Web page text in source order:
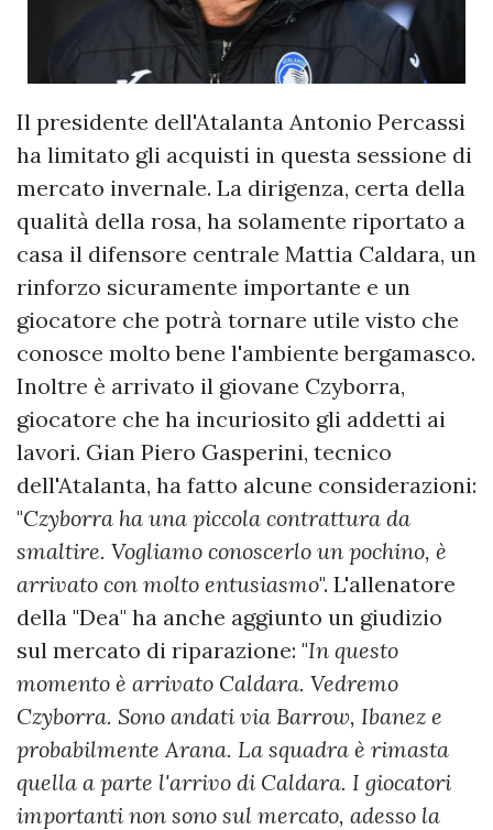
Il presidente dell'Atalanta Antonio Percassi
ha limitato gli acquisti in questa sessione di
mercato invernale. La dirigenza, certa della
qualità della rosa, ha solamente riportato a
casa il difensore centrale Mattia Caldara, un
rinforzo sicuramente importante e un
giocatore che potrà tornare utile visto che
conosce molto bene l'ambiente bergamasco.
Inoltre è arrivato il giovane Czyborra,
giocatore che ha incuriosito gli addetti ai
lavori. Gian Piero Gasperini, tecnico
dell'Atalanta, ha fatto alcune considerazioni:
"Czyborra ha una piccola contrattura da
smaltire. Vogliamo conoscerlo un pochino, è
arrivato con molto entusiasmo". L'allenatore
della "Dea" ha anche aggiunto un giudizio
sul mercato di riparazione: "In questo
momento è arrivato Caldara. Vedremo
Czyborra. Sono andati via Barrow, Ibanez e
probabilmente Arana. La squadra è rimasta
quella a parte l'arrivo di Caldara. I giocatori
importanti non sono sul mercato, adesso la